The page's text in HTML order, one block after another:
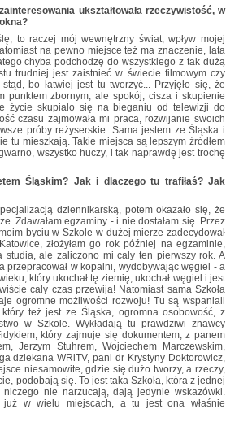
ukształtowała rzeczywistość, w
to raczej mój wewnętrzny świat, wpływ mojej
na pewno miejsce też ma znaczenie, lata
chyba podchodzę do wszystkiego z tak dużą
trudniej jest zaistnieć w świecie filmowym czy
bo łatwiej jest tu tworzyć... Przyjęło się, że
punktem zbornym, ale spokój, cisza i skupienie
życie skupiało się na bieganiu od telewizji do
czasu zajmowała mi praca, rozwijanie swoich
próby reżyserskie. Sama jestem ze Śląska i
tu mieszkają. Takie miejsca są lepszym źródłem
wszystko huczy, i tak naprawdę jest trochę
Śląskim? Jak i dlaczego tu trafiłaś? Jak
dziennikarską, potem okazało się, że
Zdawałam egzaminy - i nie dostałam się. Przez
byciu w Szkole w dużej mierze zadecydował
złożyłam go rok później na egzaminie,
ale zaliczono mi cały ten pierwszy rok. A
przepracował w kopalni, wydobywając węgiel - a
który ukochał tę ziemię, ukochał węgiel i jest
cały czas przewija! Natomiast sama Szkoła
ogromne możliwości rozwoju! Tu są wspaniali
też jest ze Śląska, ogromna osobowość, z
w Szkole. Wykładają tu prawdziwi znawcy
który zajmuje się dokumentem, z panem
Jerzym Stuhrem, Wojciechem Marczewskim,
dziekana WRiTV, pani dr Krystyny Doktorowicz,
niesamowite, gdzie się dużo tworzy, a rzeczy,
podobają się. To jest taka Szkoła, która z jednej
nie narzucają, dają jedynie wskazówki.
w wielu miejscach, a tu jest ona właśnie